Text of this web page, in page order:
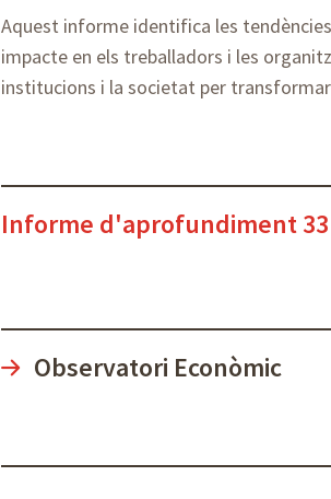
Aquest informe identifica les
impacte en els treballadors i les
institucions i la societat per
Informe d'aprofundiment 33
Observatori Econòmic